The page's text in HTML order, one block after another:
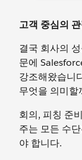
고객 중심의
결국 회사의
문에
강조해왔습니
무엇을 의미할
회의, 피칭 준
주는 모든 수
야 합니다.